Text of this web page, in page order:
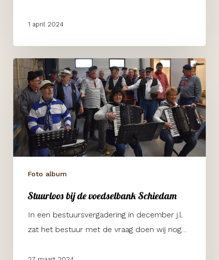
1 april 2024
Stuurloos
bij
de
voedselbank
Schiedam
Foto album
Stuurloos bij de voedselbank Schiedam
In een bestuursvergadering in december j.l.
zat het bestuur met de vraag doen wij nog…